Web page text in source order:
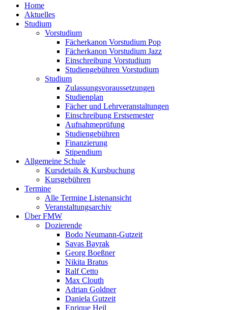
Home
Aktuelles
Studium
Vorstudium
Fächerkanon Vorstudium Pop
Fächerkanon Vorstudium Jazz
Einschreibung Vorstudium
Studiengebühren Vorstudium
Studium
Zulassungsvoraussetzungen
Studienplan
Fächer und Lehrveranstaltungen
Einschreibung Erstsemester
Aufnahmeprüfung
Studiengebühren
Finanzierung
Stipendium
Allgemeine Schule
Kursdetails & Kursbuchung
Kursgebühren
Termine
Alle Termine Listenansicht
Veranstaltungsarchiv
Über FMW
Dozierende
Bodo Neumann-Gutzeit
Savas Bayrak
Georg Boeßner
Nikita Bratus
Ralf Cetto
Max Clouth
Adrian Goldner
Daniela Gutzeit
Enrique Heil